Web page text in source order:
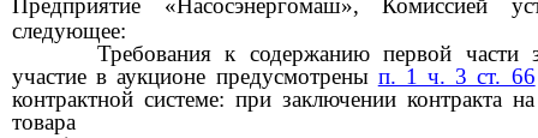
Предприятие «Насосэнергомаш»,
Комиссией
следующее:
Требования к содержанию первой части
участие в аукционе предусмотрены п. 1 ч. 3 ст. 66
контрактной системе: при заключении контракта
товара